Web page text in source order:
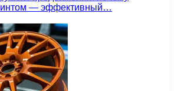
— эффективный…